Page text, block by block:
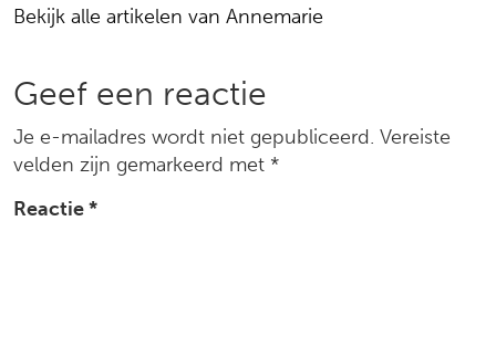
social
media
Bekijk alle artikelen van Annemarie
Reacties
Geef een reactie
Je e-mailadres wordt niet gepubliceerd. Vereiste
velden zijn gemarkeerd met *
Reactie*